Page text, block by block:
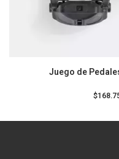
Juego de